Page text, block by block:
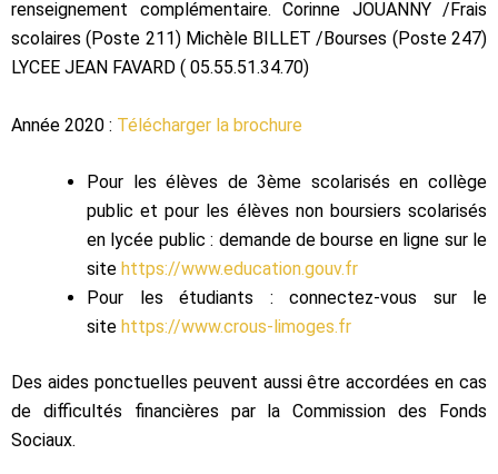
renseignement complémentaire. Corinne JOUANNY /Frais
scolaires (Poste 211) Michèle BILLET /Bourses (Poste 247)
LYCEE JEAN FAVARD ( 05.55.51.34.70)
Année 2020 : Télécharger la brochure
Pour les élèves de 3ème scolarisés en collège
public et pour les élèves non boursiers scolarisés
en lycée public : demande de bourse en ligne sur le
site https://www.education.gouv.fr
Pour les étudiants : connectez-vous sur le
site https://www.crous-limoges.fr
Des aides ponctuelles peuvent aussi être accordées en cas
de difficultés financières par la Commission des Fonds
Sociaux.